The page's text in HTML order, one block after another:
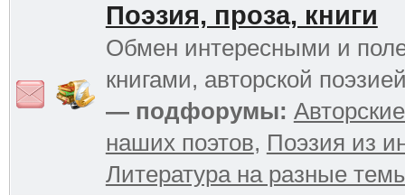
Поэзия, проза, книги
Обмен интересными и
книгами, авторской
— подфорумы:
наших поэтов, Поэзия из
Литература на разные